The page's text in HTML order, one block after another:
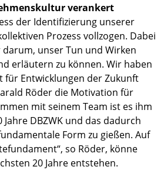
verankert
der Identifizierung unserer
Prozess vollzogen. Dabei
unser Tun und Wirken
erläutern zu können. Wir haben
für Entwicklungen der Zukunft
Röder die Motivation für
mit seinem Team ist es ihm
DBZWK und das dadurch
Form zu gießen. Auf
so Röder, könne
20 Jahre entstehen.